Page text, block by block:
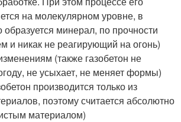
на молекулярном уровне, в
образуется минерал, по прочности
и никак не реагирующий на огонь)
(также газобетон не
не усыхает, не меняет формы)
производится только из
поэтому считается абсолютно
материалом)